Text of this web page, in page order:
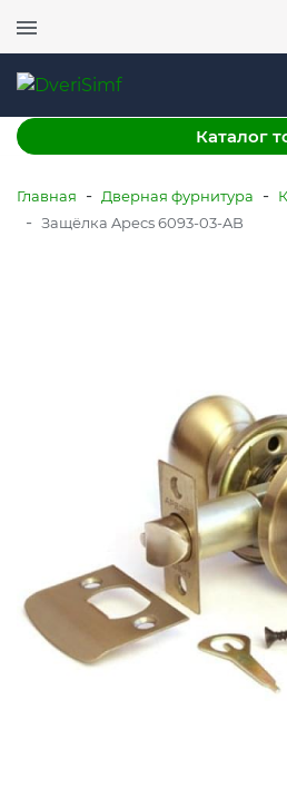
+7 (978) 764-
11-52
г. Симферополь,
ФМ, этаж 1Каталог
Главная - Дверная фурнитура -
- Защёлка Apecs 6093-03-AB